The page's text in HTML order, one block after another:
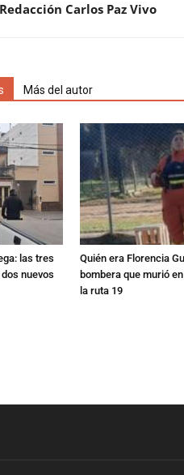
Redacción Carlos Paz Vivo
Más del autor
las tres
nuevos
Quién era Florencia
bombera que murió
la ruta 19